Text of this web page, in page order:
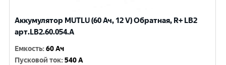
Аккумулятор MUTLU (60 Ач, 12 V) Обратная, R+ LB2
арт.LB2.60.054.A
Емкость:60 Ач
Пусковой ток:540 A